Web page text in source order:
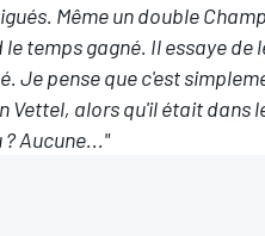
Même un double
temps gagné. Il essaye de
Je pense que c'est
alors qu'il était dans
Aucune..."